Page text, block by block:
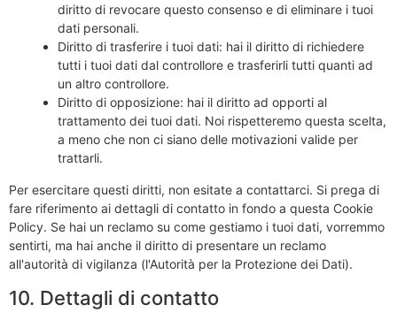
diritto di revocare questo consenso e di eliminare i tuoi
dati personali.
Diritto di trasferire i tuoi dati: hai il diritto di richiedere
tutti i tuoi dati dal controllore e trasferirli tutti quanti ad
un altro controllore.
Diritto di opposizione: hai il diritto ad opporti al
trattamento dei tuoi dati. Noi rispetteremo questa scelta,
a meno che non ci siano delle motivazioni valide per
trattarli.
Per esercitare questi diritti, non esitate a contattarci. Si prega di
fare riferimento ai dettagli di contatto in fondo a questa Cookie
Policy. Se hai un reclamo su come gestiamo i tuoi dati, vorremmo
sentirti, ma hai anche il diritto di presentare un reclamo
all'autorità di vigilanza (l'Autorità per la Protezione dei Dati).
10. Dettagli di contatto